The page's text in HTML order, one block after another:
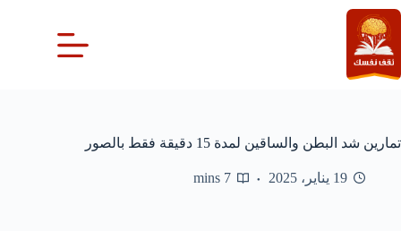
التجاوز
إلى
المحتوى
تمارين شد البطن والساقين لمدة 15 دقيقة فقط بالصور
19 يناير، 2025 7 mins